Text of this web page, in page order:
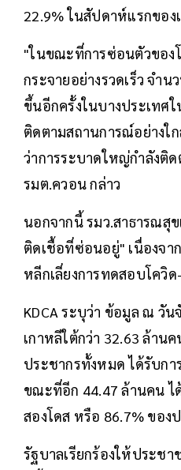
22.9% ในสัปดาห์แรกของ
"ในขณะที่การซ่อนตัวของ
กระจายอย่างรวดเร็ว จำ
ขึ้นอีกครั้งในบางประเทศใ
ติดตามสถานการณ์อย่าง
ว่าการระบาดใหญ่กำลังติ
รมต.ควอน กล่าว
นอกจากนี้ รมว.สาธารณสุ
ติดเชื้อที่ซ่อนอยู่" เนื่องจา
หลีกเลี่ยงการทดสอบโควิ
KDCA ระบุว่า ข้อมูล ณ วั
เกาหลีใต้กว่า 32.63 ล้าน
ประชากรทั้งหมด ได้รับก
ขณะที่อีก 44.47 ล้านคน
สองโดส หรือ 86.7% ของ
รัฐบาลเรียกร้องให้ประช